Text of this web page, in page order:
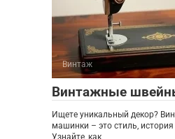
Винтаж
Винтажные
Ищете уникальный декор?
машинки – это стиль,